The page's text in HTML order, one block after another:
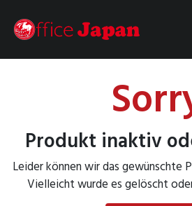
Produkt inaktiv
Leider können wir das gewünschte
Vielleicht wurde es gelöscht